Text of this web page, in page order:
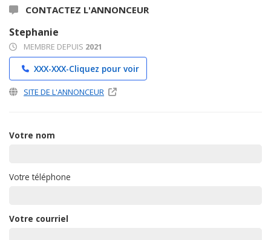
CONTACTEZ L'ANNONCEUR
Stephanie
MEMBRE DEPUIS 2021
XXX-XXX-Cliquez pour voir
SITE DE L'ANNONCEUR
Votre nom
Votre téléphone
Votre courriel